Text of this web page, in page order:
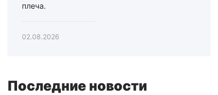
плеча.
02.08.2026
Последние новости